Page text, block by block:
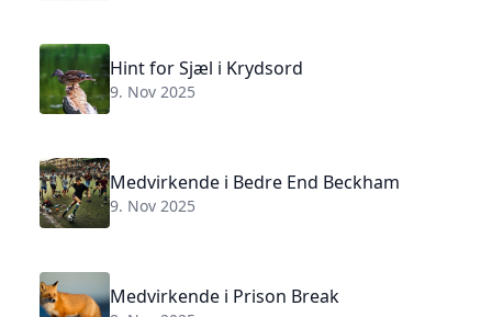
Hint for Sjæl i Krydsord
9. Nov 2025
Medvirkende i Bedre End Beckham
9. Nov 2025
Medvirkende i Prison Break